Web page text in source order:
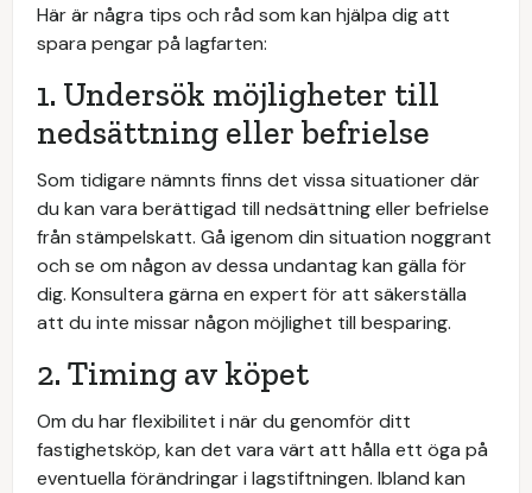
Här är några tips och råd som kan hjälpa dig att
spara pengar på lagfarten:
1. Undersök möjligheter till
nedsättning eller befrielse
Som tidigare nämnts finns det vissa situationer där
du kan vara berättigad till nedsättning eller befrielse
från stämpelskatt. Gå igenom din situation noggrant
och se om någon av dessa undantag kan gälla för
dig. Konsultera gärna en expert för att säkerställa
att du inte missar någon möjlighet till besparing.
2. Timing av köpet
Om du har flexibilitet i när du genomför ditt
fastighetsköp, kan det vara värt att hålla ett öga på
eventuella förändringar i lagstiftningen. Ibland kan